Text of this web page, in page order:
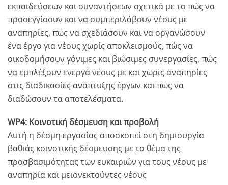
εκπαιδεύσεων και συναντήσεων σχετικά με το πώς να
προσεγγίσουν και να συμπεριλάβουν νέους με
αναπηρίες, πώς να σχεδιάσουν και να οργανώσουν
ένα έργο για νέους χωρίς αποκλεισμούς, πώς να
οικοδομήσουν γόνιμες και βιώσιμες συνεργασίες, πώς
να εμπλέξουν ενεργά νέους με και χωρίς αναπηρίες
στις διαδικασίες ανάπτυξης έργων και πώς να
διαδώσουν τα αποτελέσματα.
WP4: Κοινοτική δέσμευση και προβολή
Αυτή η δέσμη εργασίας αποσκοπεί στη δημιουργία
βαθιάς κοινοτικής δέσμευσης με το θέμα της
προσβασιμότητας των ευκαιριών για τους νέους με
αναπηρία και μειονεκτούντες νέους